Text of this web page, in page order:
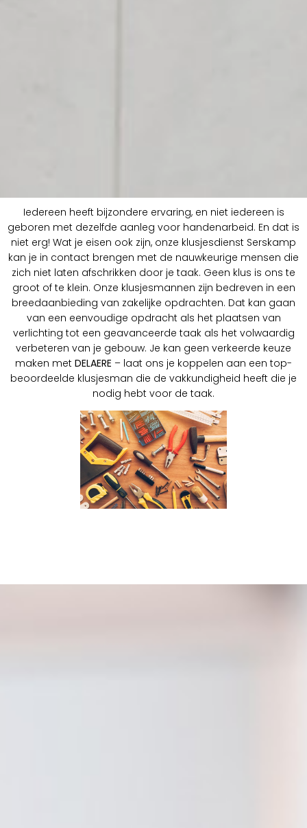
Iedereen heeft bijzondere ervaring, en niet iedereen is
geboren met dezelfde aanleg voor handenarbeid. En dat is
niet erg! Wat je eisen ook zijn, onze klusjesdienst Serskamp
kan je in contact brengen met de nauwkeurige mensen die
zich niet laten afschrikken door je taak. Geen klus is ons te
groot of te klein. Onze klusjesmannen zijn bedreven in een
breedaanbieding van zakelijke opdrachten. Dat kan gaan
van een eenvoudige opdracht als het plaatsen van
verlichting tot een geavanceerde taak als het volwaardig
verbeteren van je gebouw. Je kan geen verkeerde keuze
maken met DELAERE – laat ons je koppelen aan een top-
beoordeelde klusjesman die de vakkundigheid heeft die je
nodig hebt voor de taak.